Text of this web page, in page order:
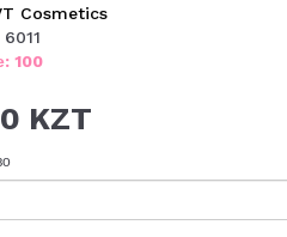
Cosmetics
6011
100
KZT